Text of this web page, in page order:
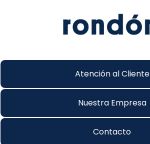
Atención al Cliente
Nuestra Empresa
Contacto